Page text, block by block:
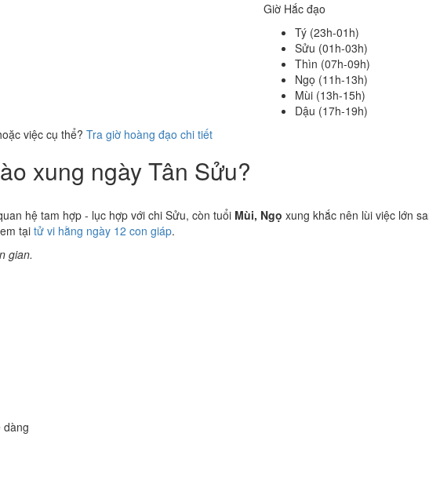
Giờ Hắc đạo
Tý (23h-01h)
Sửu (01h-03h)
Thìn (07h-09h)
Ngọ (11h-13h)
Mùi (13h-15h)
Dậu (17h-19h)
việc cụ thể? Tra giờ hoàng đạo chi tiết
xung ngày Tân Sửu?
hệ tam hợp - lục hợp với chi Sửu, còn tuổi Mùi, Ngọ xung khắc nên lùi việc lớn
tại tử vi hằng ngày 12 con giáp.
gian.
dàng